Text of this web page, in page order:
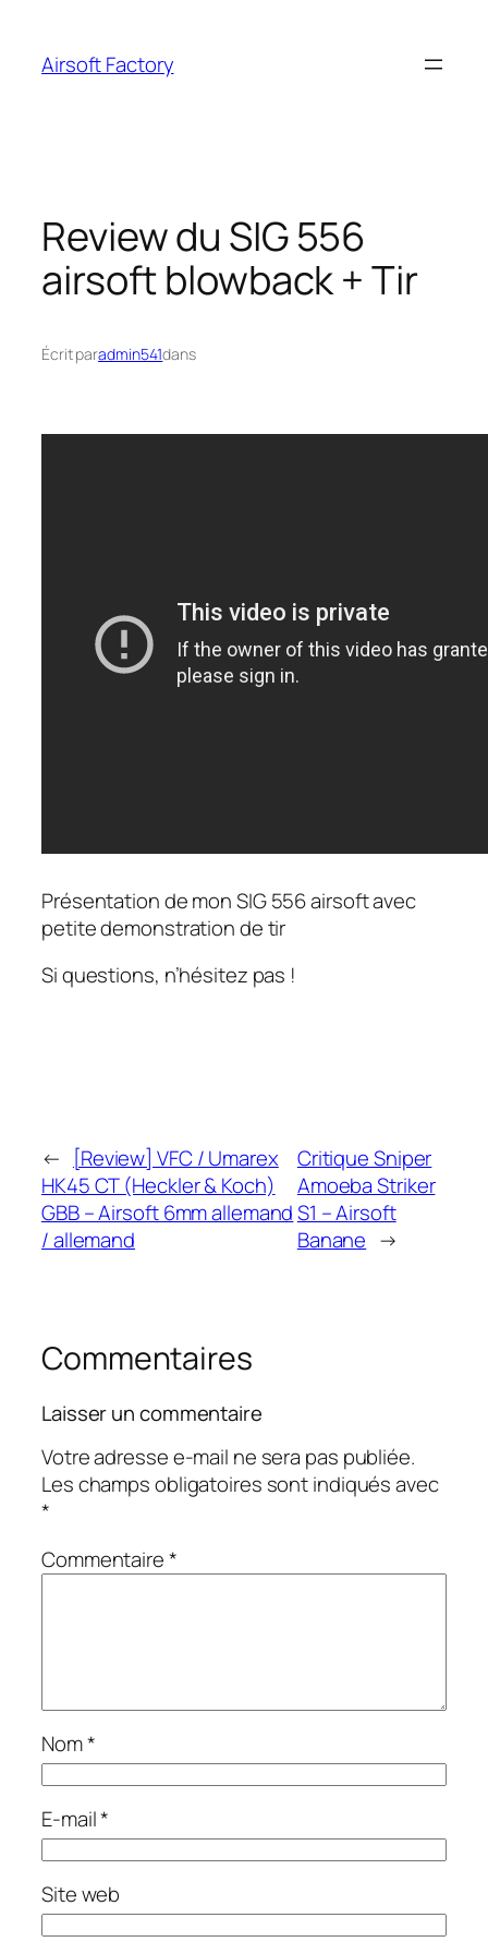
contenu
Airsoft Factory
Review du SIG 556
airsoft blowback + Tir
Écrit paradmin541dans
Présentation de mon SIG 556 airsoft avec
petite demonstration de tir
Si questions, n’hésitez pas !
← [Review] VFC / Umarex
HK45 CT (Heckler & Koch)
GBB – Airsoft 6mm allemand
/ allemand
Critique Sniper
Amoeba Striker
S1 – Airsoft
Banane →
Commentaires
Laisser un commentaire
Votre adresse e-mail ne sera pas publiée.
Les champs obligatoires sont indiqués avec
*
Commentaire*
Nom*
E-mail*
Site web